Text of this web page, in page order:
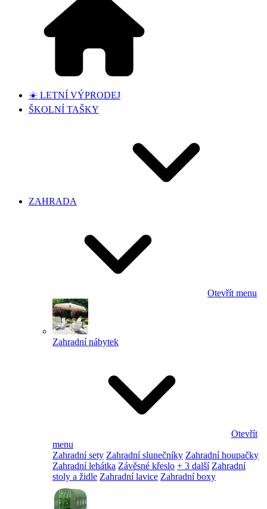
☀️ LETNÍ VÝPRODEJ
ŠKOLNÍ TAŠKY
ZAHRADA
Otevřít menu
Zahradní nábytek
Otevřít
menu
Zahradní sety Zahradní slunečníky Zahradní houpačky
Zahradní lehátka Závěsné křeslo + 3 další Zahradní
stoly a židle Zahradní lavice Zahradní boxy